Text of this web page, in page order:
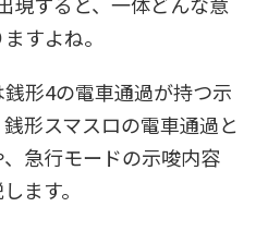
すよね。
形4の電車通過が持つ示
形スマスロの電車通過と
急行モードの示唆内容
ます。